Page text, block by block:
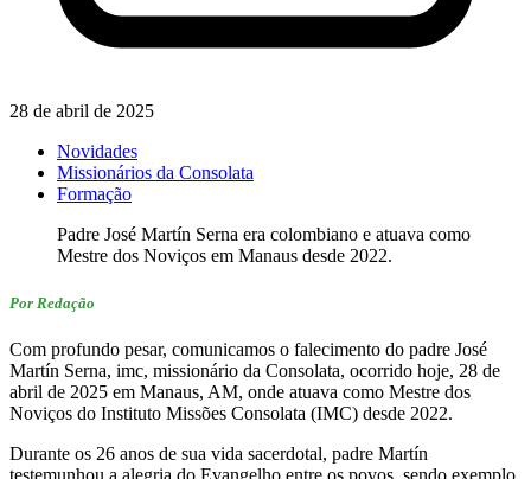
28 de abril de 2025
Novidades
Missionários da Consolata
Formação
Padre José Martín Serna era colombiano e atuava como
Mestre dos Noviços em Manaus desde 2022.
Por Redação
Com profundo pesar, comunicamos o falecimento do padre José
Martín Serna, imc, missionário da Consolata, ocorrido hoje, 28 de
abril de 2025 em Manaus, AM, onde atuava como Mestre dos
Noviços do Instituto Missões Consolata (IMC) desde 2022.
Durante os 26 anos de sua vida sacerdotal, padre Martín
testemunhou a alegria do Evangelho entre os povos, sendo exemplo